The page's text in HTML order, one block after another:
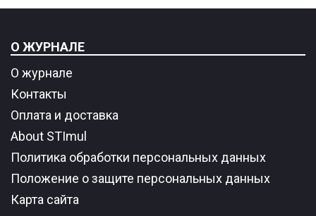
О ЖУРНАЛЕ
О журнале
Контакты
Оплата и доставка
About STImul
Политика обработки персональных данных
Положение о защите персональных данных
Карта сайта